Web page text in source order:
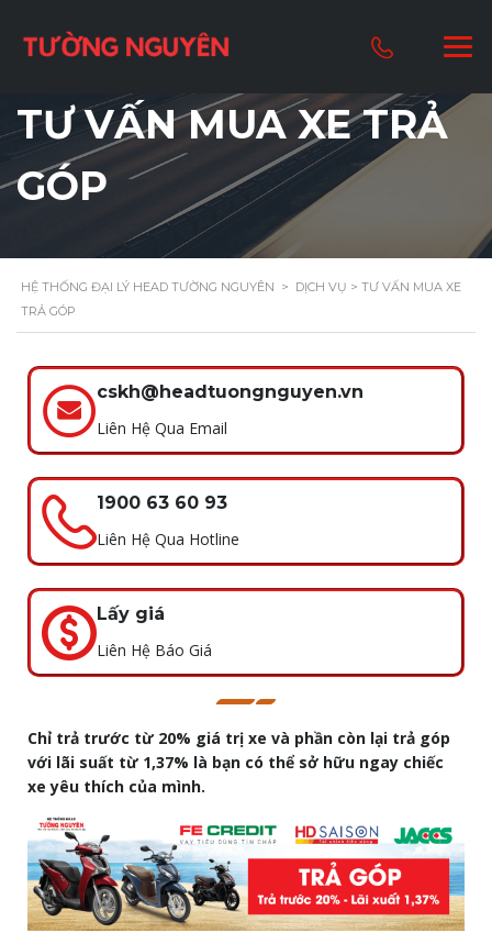
TƯ VẤN MUA XE TRẢ
GÓP
HỆ THỐNG ĐẠI LÝ HEAD TƯỜNG NGUYÊN > DỊCH VỤ > TƯ VẤN MUA XE
TRẢ GÓP
cskh@headtuongnguyen.vn
Liên Hệ Qua Email
1900 63 60 93
Liên Hệ Qua Hotline
Lấy giá
Liên Hệ Báo Giá
Chỉ trả trước từ 20% giá trị xe và phần còn lại trả góp
với lãi suất từ 1,37% là bạn có thể sở hữu ngay chiếc
xe yêu thích của mình.